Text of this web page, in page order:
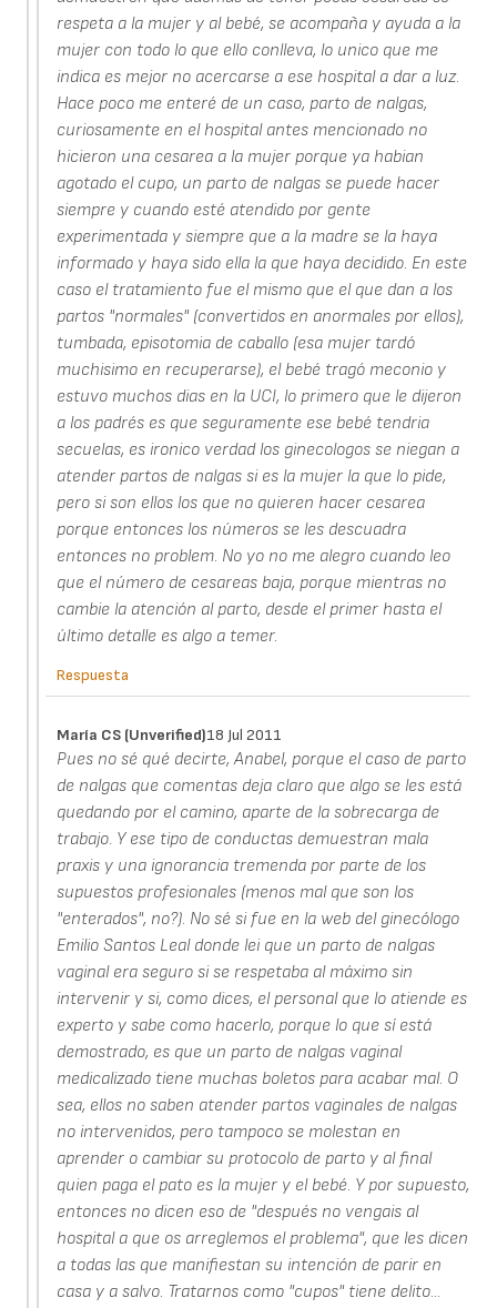
respeta a la mujer y al bebé, se acompaña y ayuda a la
mujer con todo lo que ello conlleva, lo unico que me
indica es mejor no acercarse a ese hospital a dar a luz.
Hace poco me enteré de un caso, parto de nalgas,
curiosamente en el hospital antes mencionado no
hicieron una cesarea a la mujer porque ya habian
agotado el cupo, un parto de nalgas se puede hacer
siempre y cuando esté atendido por gente
experimentada y siempre que a la madre se la haya
informado y haya sido ella la que haya decidido. En este
caso el tratamiento fue el mismo que el que dan a los
partos "normales" (convertidos en anormales por ellos),
tumbada, episotomia de caballo (esa mujer tardó
muchisimo en recuperarse), el bebé tragó meconio y
estuvo muchos dias en la UCI, lo primero que le dijeron
a los padrés es que seguramente ese bebé tendria
secuelas, es ironico verdad los ginecologos se niegan a
atender partos de nalgas si es la mujer la que lo pide,
pero si son ellos los que no quieren hacer cesarea
porque entonces los números se les descuadra
entonces no problem. No yo no me alegro cuando leo
que el número de cesareas baja, porque mientras no
cambie la atención al parto, desde el primer hasta el
último detalle es algo a temer.
Respuesta
María CS (unverified)18 Jul 2011
Pues no sé qué decirte, Anabel, porque el caso de parto
de nalgas que comentas deja claro que algo se les está
quedando por el camino, aparte de la sobrecarga de
trabajo. Y ese tipo de conductas demuestran mala
praxis y una ignorancia tremenda por parte de los
supuestos profesionales (menos mal que son los
"enterados", no?). No sé si fue en la web del ginecólogo
Emilio Santos Leal donde lei que un parto de nalgas
vaginal era seguro si se respetaba al máximo sin
intervenir y si, como dices, el personal que lo atiende es
experto y sabe como hacerlo, porque lo que sí está
demostrado, es que un parto de nalgas vaginal
medicalizado tiene muchas boletos para acabar mal. O
sea, ellos no saben atender partos vaginales de nalgas
no intervenidos, pero tampoco se molestan en
aprender o cambiar su protocolo de parto y al final
quien paga el pato es la mujer y el bebé. Y por supuesto,
entonces no dicen eso de "después no vengais al
hospital a que os arreglemos el problema", que les dicen
a todas las que manifiestan su intención de parir en
casa y a salvo. Tratarnos como "cupos" tiene delito...